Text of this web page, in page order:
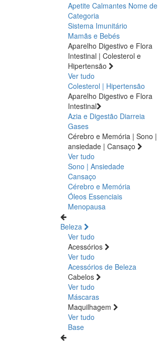
Apetite Calmantes Nome de
Categoria
Sistema Imunitário
Mamãs e Bebés
Aparelho Digestivo e Flora
Intestinal | Colesterol e
Hipertensão
Ver tudo
Colesterol | Hipertensão
Aparelho Digestivo e Flora
Intestinal
Azia e Digestão Diarreia
Gases
Cérebro e Memória | Sono |
ansiedade | Cansaço
Ver tudo
Sono | Ansiedade
Cansaço
Cérebro e Memória
Óleos Essenciais
Menopausa
Beleza
Ver tudo
Acessórios
Ver tudo
Acessórios de Beleza
Cabelos
Ver tudo
Máscaras
Maquilhagem
Ver tudo
Base